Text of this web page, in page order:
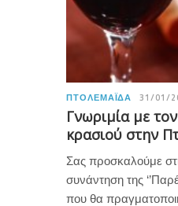
ΠΤΟΛΕΜΑΪ́ΔΑ 31/01/
Γνωριμία με
κρασιού στην
Σας προσκαλούμε
συνάντηση της
που θα